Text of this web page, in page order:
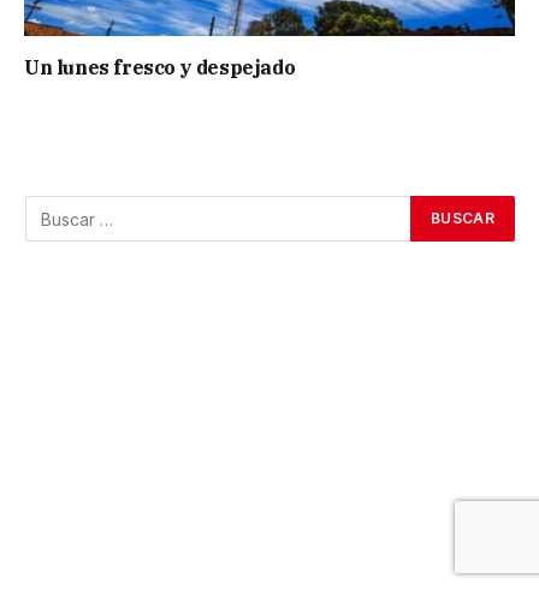
Un lunes fresco y despejado